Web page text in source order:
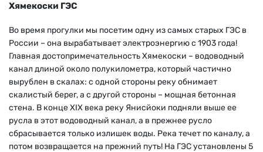
Хямекоски ГЭС
Во время прогулки мы посетим одну из самых старых ГЭС в
России – она вырабатывает электроэнергию с 1903 года!
Главная достопримечательность Хямекоски – водоводный
канал длиной около полукилометра, который частично
вырублен в скалах: с одной стороны реку обнимает
скалистый берег, а с другой стороны – мощная бетонная
стена. В конце XIX века реку Янисйоки подняли выше ее
русла в этот водоводный канал, а в прежнее русло
сбрасывается только излишек воды. Река течет по каналу, а
потом возвращается на прежний путь! На ГЭС установлены 5